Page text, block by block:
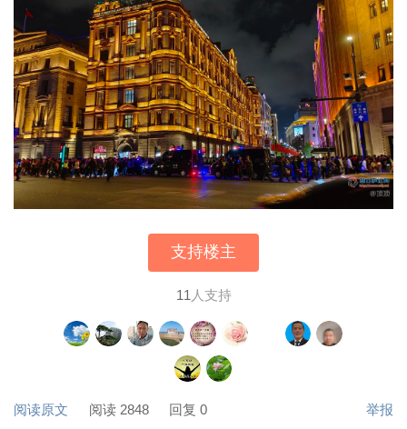
支持楼主
11 人支持
阅读原文 阅读 2848 回复 0 举报